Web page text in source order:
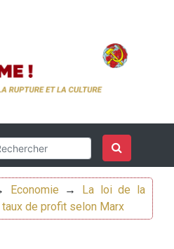
Economie →
La loi de la
de profit selon Marx